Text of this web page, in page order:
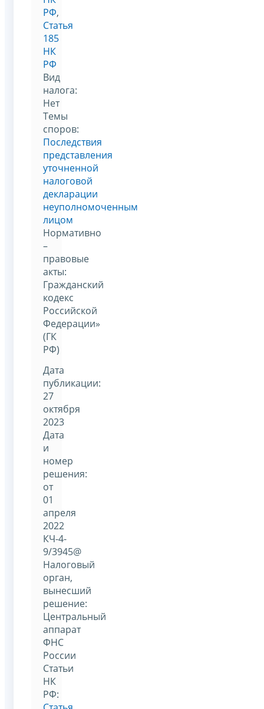
РФ,
Статья
185
НК
РФ
Вид
налога:
Нет
Темы
споров:
Последствия
представления
уточненной
налоговой
декларации
неуполномоченным
лицом
Нормативно
–
правовые
акты:
Гражданский
кодекс
Российской
Федерации»
(ГК
РФ)
Дата
публикации:
27
октября
2023
Дата
и
номер
решения:
от
01
апреля
2022
КЧ-4-
9/3945@
Налоговый
орган,
вынесший
решение:
Центральный
аппарат
ФНС
России
Статьи
НК
РФ: